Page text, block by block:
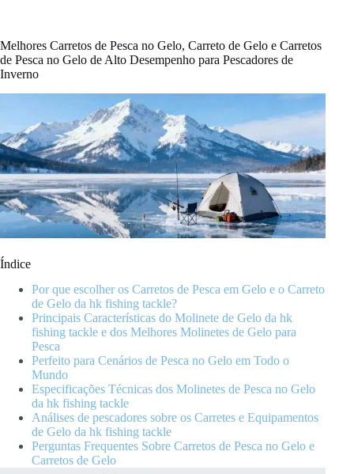
Melhores Carretos de Pesca no Gelo, Carreto de Gelo e Carretos
de Pesca no Gelo de Alto Desempenho para Pescadores de
Inverno
Índice
Por que escolher os Carretos de Pesca em Gelo e o Carreto
de Gelo da hk fishing tackle?
Principais Características do Molinete de Gelo da hk
fishing tackle e dos Melhores Molinetes de Gelo para
Pesca
Perfeito para Cenários de Pesca no Gelo em Todo o
Mundo
Especificações Técnicas dos Molinetes de Pesca no Gelo
da hk fishing tackle
Análises de pescadores sobre os Carretes e Equipamentos
de Gelo da hk fishing tackle
Perguntas Frequentes Sobre Carretos de Pesca no Gelo e
Carretos de Gelo